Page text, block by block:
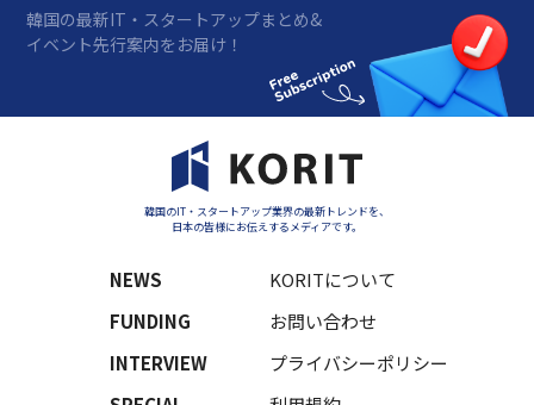
韓国の最新IT・スタートアップまとめ&
イベント先行案内をお届け！
韓国のIT・スタートアップ業界の最新トレンドを、
日本の皆様にお伝えするメディアです。
NEWS
FUNDING
INTERVIEW
KORITについて
お問い合わせ
プライバシーポリシー